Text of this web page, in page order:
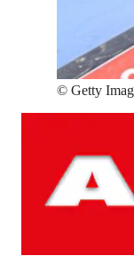
© Getty